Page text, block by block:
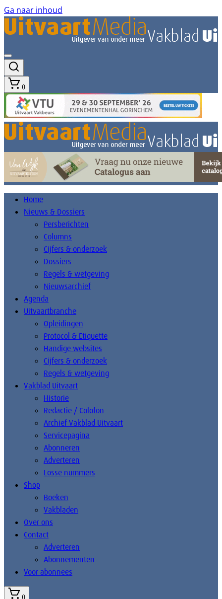
Ga naar inhoud
0
Home
Nieuws & Dossiers
Persberichten
Columns
Cijfers & onderzoek
Dossiers
Regels & wetgeving
Nieuwsarchief
Agenda
Uitvaartbranche
Opleidingen
Protocol & Etiquette
Handige websites
Cijfers & onderzoek
Regels & wetgeving
Vakblad Uitvaart
Historie
Redactie / Colofon
Archief Vakblad Uitvaart
Servicepagina
Abonneren
Adverteren
Losse nummers
Shop
Boeken
Vakbladen
Over ons
Contact
Adverteren
Abonnementen
Voor abonnees
0